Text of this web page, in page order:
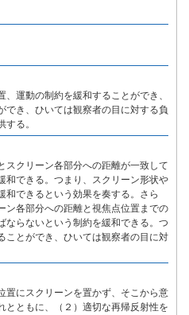
運動の制約を緩和することができ、
でき、ひいては観察者の目に対する負
る。
スクリーン各部分への距離が一致して
和できる。つまり、スクリーン形状や
和できるという効果を奏する。さら
ン各部分への距離と視焦点位置までの
ならないという制約を緩和できる。つ
ことができ、ひいては観察者の目に対
置にスクリーンを置かず、そこから意
とともに、（２）適切な再帰反射性を